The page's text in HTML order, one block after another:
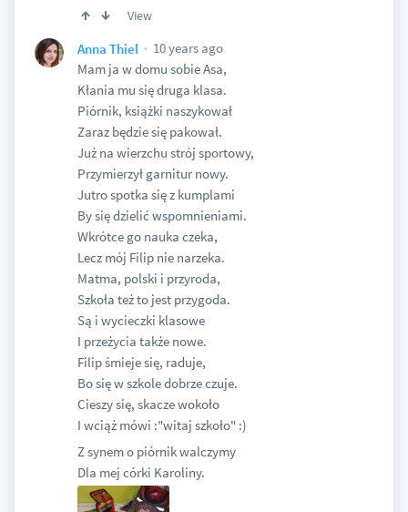
View
Anna Thiel
10 years ago
Mam ja w domu sobie Asa,
Kłania mu się druga klasa.
Piórnik, książki naszykował
Zaraz będzie się pakował.
Już na wierzchu strój sportowy,
Przymierzył garnitur nowy.
Jutro spotka się z kumplami
By się dzielić wspomnieniami.
Wkrótce go nauka czeka,
Lecz mój Filip nie narzeka.
Matma, polski i przyroda,
Szkoła też to jest przygoda.
Są i wycieczki klasowe
I przeżycia także nowe.
Filip śmieje się, raduje,
Bo się w szkole dobrze czuje.
Cieszy się, skacze wokoło
I wciąż mówi :"witaj szkoło" :)
Z synem o piórnik walczymy
Dla mej córki Karoliny.